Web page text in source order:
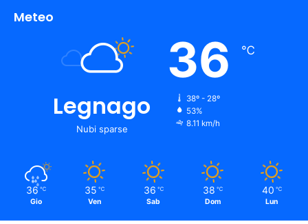
Meteo
Legnago
Nubi sparse
36 ℃
38º - 28º
53%
8.11 km/h
36 ℃
Gio
35 ℃
Ven
36 ℃
Sab
38 ℃
Dom
40 ℃
Lun